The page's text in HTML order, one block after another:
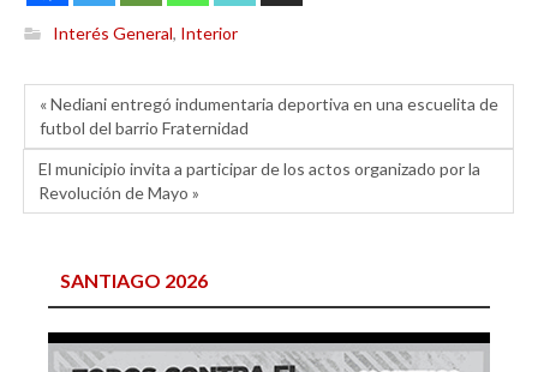
Interés General, Interior
« Nediani entregó indumentaria deportiva en una escuelita de
futbol del barrio Fraternidad
El municipio invita a participar de los actos organizado por la
Revolución de Mayo »
SANTIAGO 2026